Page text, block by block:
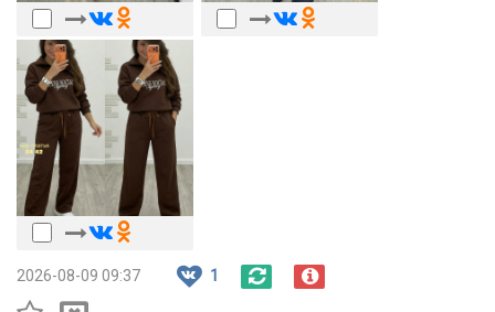
2026-08-09 09:37 1